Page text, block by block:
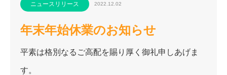
ニュースリリース 2022.12.02
年末年始休業のお知らせ
平素は格別なるご高配を賜り厚く御礼申しあげま
す。